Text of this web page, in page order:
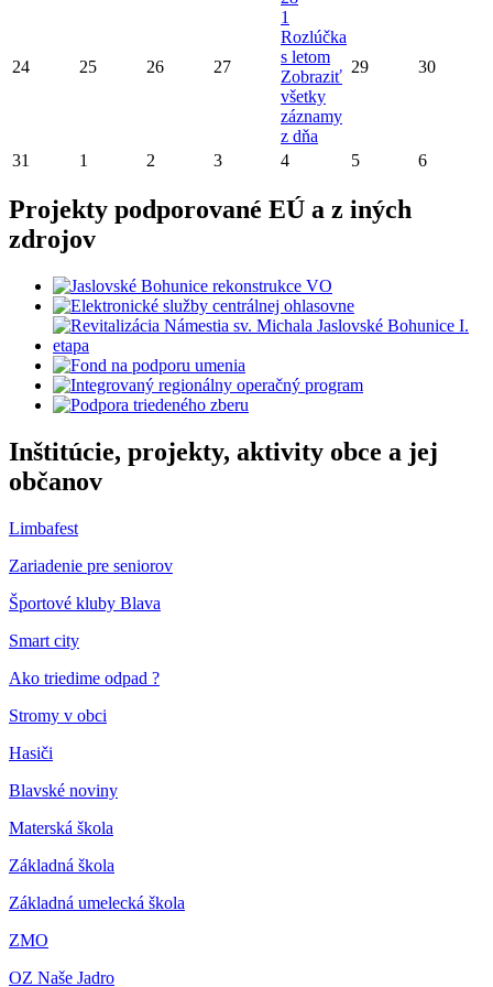
24 25 26 27
1
Rozlúčka
s letom
Zobraziť
všetky
záznamy
z dňa
29 30
31 1 2 3 4 5 6
Projekty podporované EÚ a z iných
zdrojov
Inštitúcie, projekty, aktivity obce a jej
občanov
Limbafest
Zariadenie pre seniorov
Športové kluby Blava
Smart city
Ako triedime odpad ?
Stromy v obci
Hasiči
Blavské noviny
Materská škola
Základná škola
Základná umelecká škola
ZMO
OZ Naše Jadro